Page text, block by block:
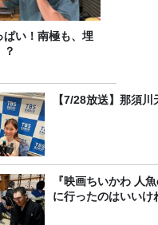
ぱい！南極も、埋
【7/28放送】那須
『映画ちいかわ 人
に行ったのはいい